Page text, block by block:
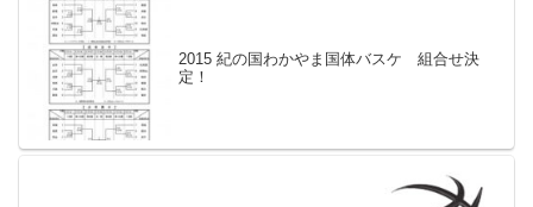
2015 紀の国わかやま国体バスケ 組合せ決
定！